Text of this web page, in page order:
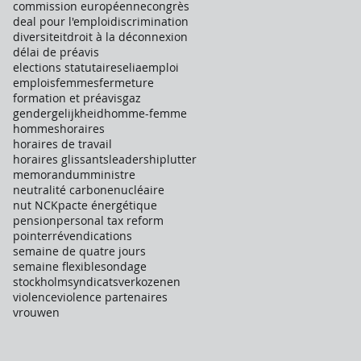
commission européennecongrès
deal pour l'emploidiscrimination
diversiteitdroit à la déconnexion
délai de préavis
elections statutaireseliaemploi
emploisfemmesfermeture
formation et préavisgaz
gendergelijkheidhomme-femme
hommeshoraires
horaires de travail
horaires glissantsleadershiplutter
memorandumministre
neutralité carbonenucléaire
nut NCKpacte énergétique
pensionpersonal tax reform
pointerrévendications
semaine de quatre jours
semaine flexiblesondage
stockholmsyndicatsverkozenen
violenceviolence partenaires
vrouwen